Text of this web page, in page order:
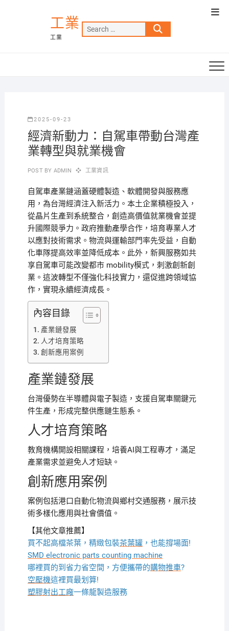
工業
工業
Search
…
2025-09-23
經濟新動力：自駕車帶動台灣產
業轉型與就業機會
POST BY ADMIN 工業資訊
自駕車產業鏈涵蓋硬體製造、軟體開發與服務應
用，為台灣經濟注入新活力。本土企業積極投入，
從晶片生產到系統整合，創造高價值就業機會並提
升國際競爭力。政府推動產學合作，培育專業人才
以應對技術需求。物流與運輸部門率先受益，自動
化車隊提高效率並降低成本。此外，新興服務如共
享自駕車可能改變都市 mobility模式，刺激創新創
業。這波轉型不僅強化科技實力，還促進跨領域協
作，實現永續經濟成長。
內容目錄
產業鏈發展
人才培育策略
創新應用案例
產業鏈發展
台灣優勢在半導體與電子製造，支援自駕車關鍵元
件生產，形成完整供應鏈生態系。
人才培育策略
教育機構開設相關課程，培養AI與工程專才，滿足
產業需求並避免人才短缺。
創新應用案例
案例包括港口自動化物流與鄉村交通服務，展示技
術多樣化應用與社會價值。
【其他文章推薦】
買不起高檔茶葉，精緻包裝茶葉罐，也能撐場面!
SMD electronic parts counting machine
哪裡買的到省力省空間，方便攜帶的購物推車?
空壓機這裡買最划算!
塑膠射出工廠一條龍製造服務